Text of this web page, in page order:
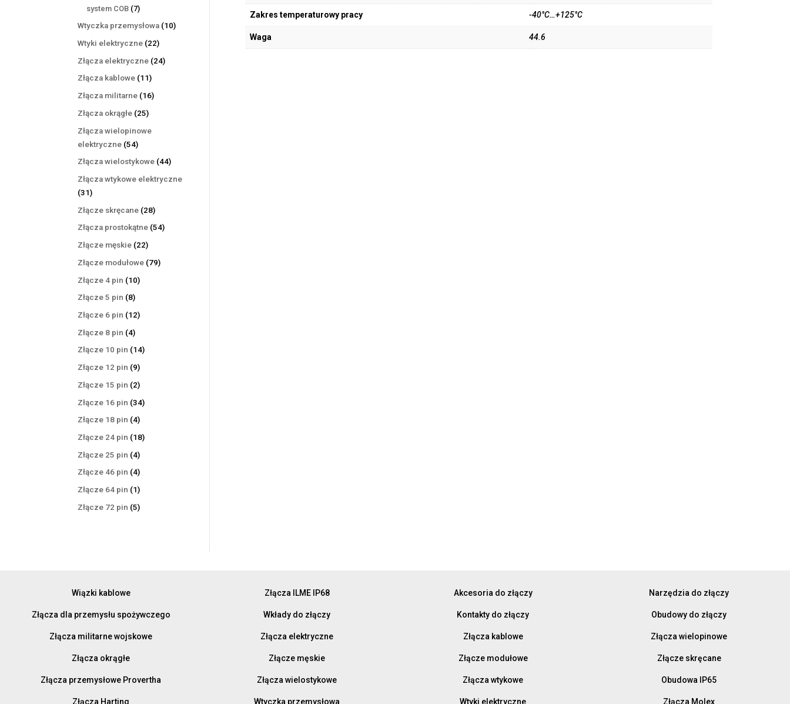
system COB 77
produktów
Wtyczka przemysłowa 1010
Wtyki elektryczne 2222
produkty
Złącza elektryczne 2424
Złącza kablowe 1111
produktów
Złącza militarne 1616
Złącza okrągłe 2525
Złącza wielopinowe
elektryczne 5454
produkty
Złącza wielostykowe 4444
Złącza wtykowe elektryczne
3131
produktów
Złącze skręcane 2828
produktów
Złącza prostokątne 5454
Złącze męskie 2222
produkty
Złącze modułowe 7979
Złącze 4 pin 1010
Złącze 5 pin 88
produktów
Złącze 6 pin 1212
Złącze 8 pin 44
produkty
Złącze 10 pin 1414
Złącze 12 pin 99
produktów
Złącze 15 pin 22
produkty
Złącze 16 pin 3434
Złącze 18 pin 44
produkty
Złącze 24 pin 1818
Złącze 25 pin 44
produkty
Złącze 46 pin 44
produkty
Złącze 64 pin 11
produkt
Złącze 72 pin 55
Zakres temperaturowy pracy -40°C…+125°C
Waga 44.6
Wiązki kablowe
Złącza dla przemysłu spożywczego
Złącza militarne wojskowe
Złącza okrągłe
Złącza przemysłowe Provertha
Złącza Harting
Złącza ILME IP68
Wkłady do złączy
Złącza elektryczne
Złącze męskie
Złącza wielostykowe
Wtyczka przemysłowa
Akcesoria do złączy
Kontakty do złączy
Złącza kablowe
Złącze modułowe
Złącza wtykowe
Wtyki elektryczne
Narzędzia do złączy
Obudowy do złączy
Złącza wielopinowe
Złącze skręcane
Obudowa IP65
Złącza Molex